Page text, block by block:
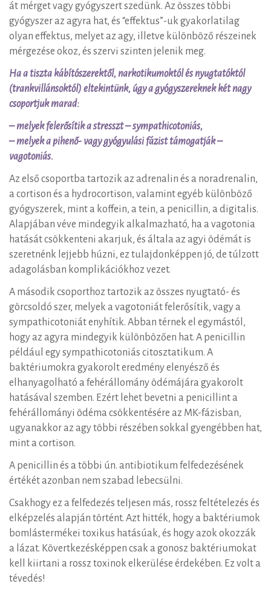
át mérget vagy gyógyszert szedünk. Az összes többi
gyógyszer az agyra hat, és “effektus”-uk gyakorlatilag
olyan effektus, melyet az agy, illetve különböző részeinek
mérgezése okoz, és szervi szinten jelenik meg.
Ha a tiszta kábítószerektől, narkotikumoktól és nyugtatóktól
(trankvillánsoktól) eltekintünk, úgy a gyógyszereknek két nagy
csoportjuk marad:
– melyek felerősítik a stresszt – sympathicotoniás,
– melyek a pihenő- vagy gyógyulási fázist támogatják –
vagotoniás.
Az első csoportba tartozik az adrenalin és a noradrenalin,
a cortison és a hydrocortison, valamint egyéb különböző
gyógyszerek, mint a koffein, a tein, a penicillin, a digitalis.
Alapjában véve mindegyik alkalmazható, ha a vagotonia
hatását csökkenteni akarjuk, és általa az agyi ödémát is
szeretnénk lejjebb húzni, ez tulajdonképpen jó, de túlzott
adagolásban komplikációkhoz vezet.
A második csoporthoz tartozik az összes nyugtató- és
görcsoldó szer, melyek a vagotoniát felerősítik, vagy a
sympathicotoniát enyhítik. Abban térnek el egymástól,
hogy az agyra mindegyik különbözően hat. A penicillin
például egy sympathicotoniás citosztatikum. A
baktériumokra gyakorolt eredmény elenyésző és
elhanyagolható a fehérállomány ödémájára gyakorolt
hatásával szemben. Ezért lehet bevetni a penicillint a
fehérállományi ödéma csökkentésére az MK-fázisban,
ugyanakkor az agy többi részében sokkal gyengébben hat,
mint a cortison.
A penicillin és a többi ún. antibiotikum felfedezésének
értékét azonban nem szabad lebecsülni.
Csakhogy ez a felfedezés teljesen más, rossz feltételezés és
elképzelés alapján történt. Azt hitték, hogy a baktériumok
bomlástermékei toxikus hatásúak, és hogy azok okozzák
a lázat. Kövertkezésképpen csak a gonosz baktériumokat
kell kiirtani a rossz toxinok elkerülése érdekében. Ez volt a
tévedés!